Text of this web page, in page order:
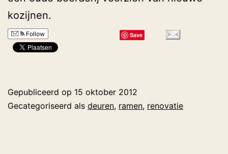
kozijnen.
Follow Save
Gepubliceerd op 15 oktober 2012
Gecategoriseerd als deuren, ramen, renovatie